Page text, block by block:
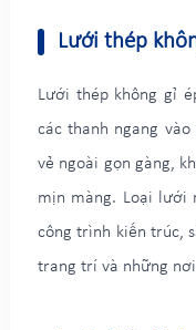
Lưới thép
Lưới thép không gỉ
các thanh ngang
vẻ ngoài gọn gàng,
mịn màng. Loại lưới
công trình kiến trúc,
trang trí và những